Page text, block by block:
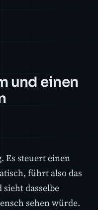
und einen
Es steuert einen
führt also das
sieht dasselbe
sehen würde.